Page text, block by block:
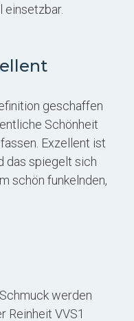
einsetzbar.
geschaffen
Schönheit
Exzellent ist
das spiegelt sich
schön funkelnden,
werden
Reinheit VVS1